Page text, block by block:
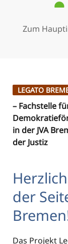
Zum
LEGATO
– Fachstelle
in der JVA
der Justiz
der
Das Projekt